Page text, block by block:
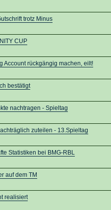
trotz Minus
CUP
Account rückgängig machen, eilt!
bestätigt
nachtragen - Spieltag
zuteilen - 13.Spieltag
Statistiken bei BMG-RBL
auf dem TM
realisiert